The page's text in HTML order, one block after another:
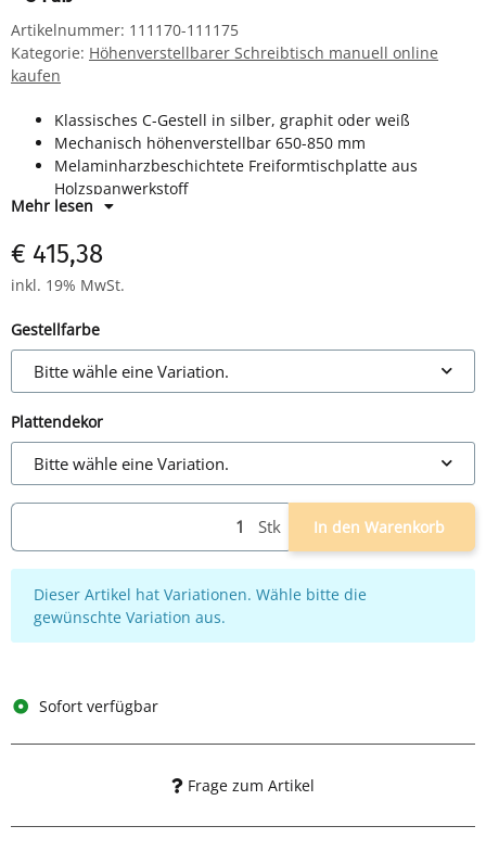
Artikelnummer: 111170-111175
Kategorie: Höhenverstellbarer Schreibtisch manuell online
kaufen
Klassisches C-Gestell in silber, graphit oder weiß
Mechanisch höhenverstellbar 650-850 mm
Melaminharzbeschichtete Freiformtischplatte aus
Holzspanwerkstoff
Horizontale Kabelwanne
Mehr lesen
€ 415,38
inkl. 19% MwSt.
Gestellfarbe
Bitte wähle eine Variation.
Plattendekor
Bitte wähle eine Variation.
Stk In den Warenkorb
x
Dieser Artikel hat Variationen. Wähle bitte die
gewünschte Variation aus.
Sofort verfügbar
Frage zum Artikel